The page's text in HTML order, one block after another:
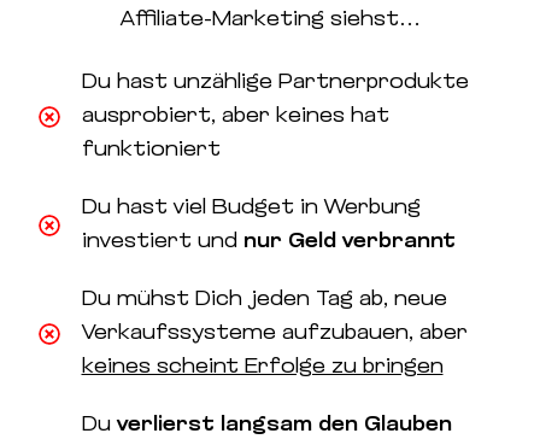
Affiliate-Marketing siehst…
Du hast unzählige Partnerprodukte
ausprobiert, aber keines hat
funktioniert
Du hast viel Budget in Werbung
investiert und nur Geld verbrannt
Du mühst Dich jeden Tag ab, neue
Verkaufssysteme aufzubauen, aber
keines scheint Erfolge zu bringen
Duverlierst langsam den Glauben